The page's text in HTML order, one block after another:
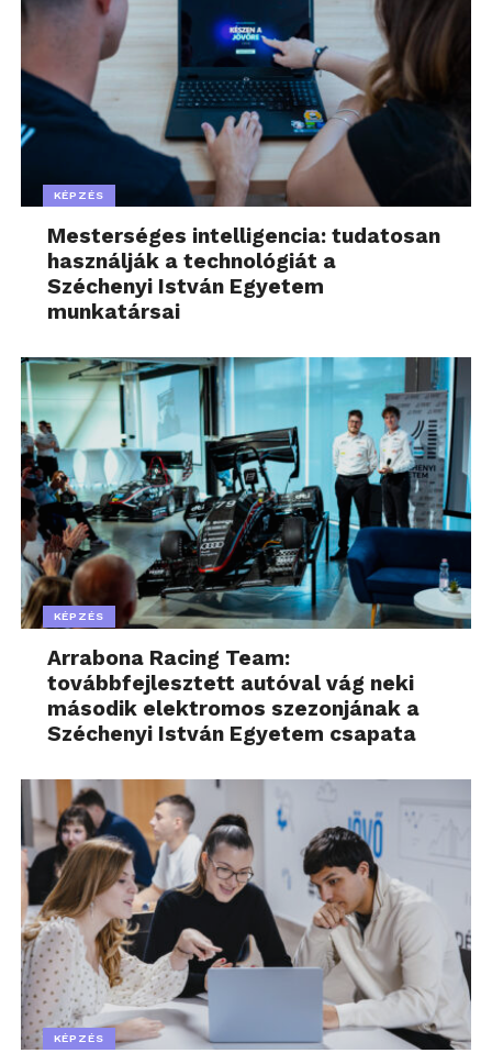
KÉPZÉS
Mesterséges intelligencia: tudatosan
használják a technológiát a
Széchenyi István Egyetem
munkatársai
KÉPZÉS
Arrabona Racing Team:
továbbfejlesztett autóval vág neki
második elektromos szezonjának a
Széchenyi István Egyetem csapata
KÉPZÉS